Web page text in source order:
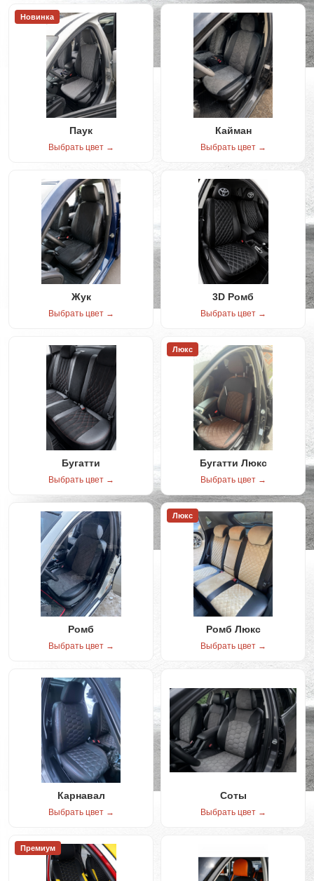
Новинка
Паук
Выбрать цвет →
Кайман
Выбрать цвет →
Жук
Выбрать цвет →
3D Ромб
Выбрать цвет →
Бугатти
Выбрать цвет →
Люкс
Бугатти Люкс
Выбрать цвет →
Ромб
Выбрать цвет →
Люкс
Ромб Люкс
Выбрать цвет →
Карнавал
Выбрать цвет →
Соты
Выбрать цвет →
Премиум